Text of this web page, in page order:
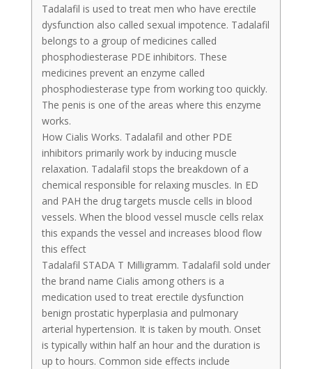
Tadalafil is used to treat men who have erectile
dysfunction also called sexual impotence. Tadalafil
belongs to a group of medicines called
phosphodiesterase PDE inhibitors. These
medicines prevent an enzyme called
phosphodiesterase type from working too quickly.
The penis is one of the areas where this enzyme
works.
How Cialis Works. Tadalafil and other PDE
inhibitors primarily work by inducing muscle
relaxation. Tadalafil stops the breakdown of a
chemical responsible for relaxing muscles. In ED
and PAH the drug targets muscle cells in blood
vessels. When the blood vessel muscle cells relax
this expands the vessel and increases blood flow
this effect
Tadalafil STADA T Milligramm. Tadalafil sold under
the brand name Cialis among others is a
medication used to treat erectile dysfunction
benign prostatic hyperplasia and pulmonary
arterial hypertension. It is taken by mouth. Onset
is typically within half an hour and the duration is
up to hours. Common side effects include